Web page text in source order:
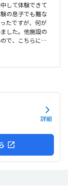
して体験できて
の息子でも難な
たですが、何が
した。他施設の
で、こちらに決
しかったようで
が、息子には合
のパソコンから
で建築を楽しん
るんじゃないか
詳細